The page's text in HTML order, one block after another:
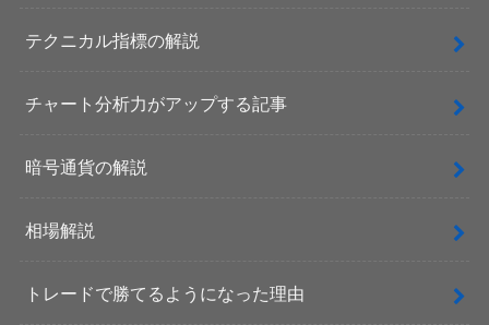
テクニカル指標の解説
チャート分析力がアップする記事
暗号通貨の解説
相場解説
トレードで勝てるようになった理由